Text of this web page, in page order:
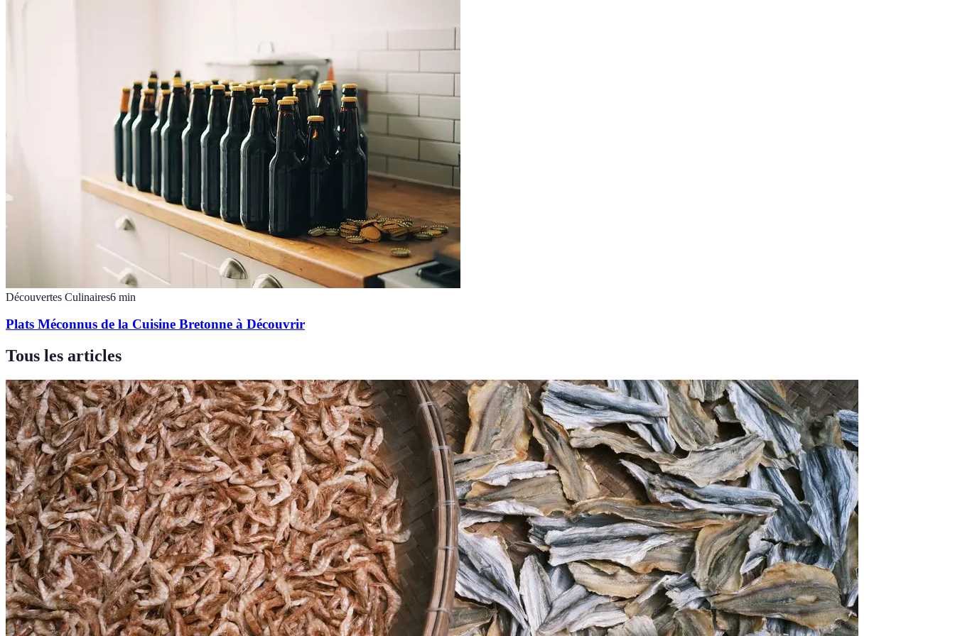
Découvertes Culinaires6 min
Plats Méconnus de la Cuisine Bretonne à Découvrir
Tous les articles